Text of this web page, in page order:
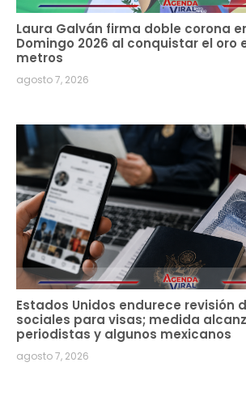
Laura Galván firma doble corona
Domingo 2026 al conquistar el oro
metros
agosto 7, 2026
Estados Unidos endurece revisión
sociales para visas; medida
periodistas y algunos mexicanos
agosto 7, 2026